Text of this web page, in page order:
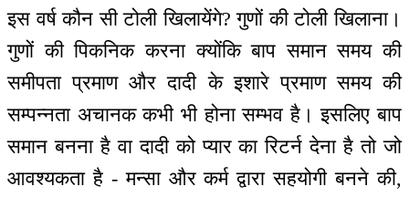
इस वर्ष कौन सी टोली खिलायेंगे? गुणों की टोली खिलाना।
गुणों की पिकनिक करना क्योंकि बाप समान समय की
समीपता प्रमाण और दादी के इशारे प्रमाण समय की
सम्पन्नता अचानक कभी भी होना सम्भव है। इसलिए बाप
समान बनना है वा दादी को प्यार का रिटर्न देना है तो जो
आवश्यकता है - मन्सा और कर्म द्वारा सहयोगी बनने की,